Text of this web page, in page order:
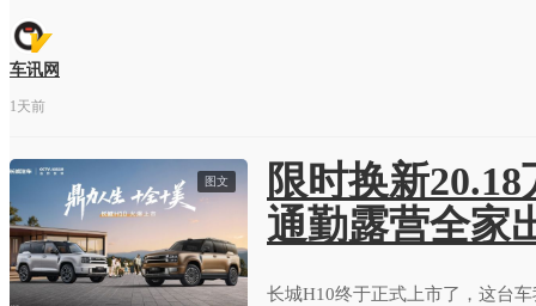
车讯网
1天前
图文
限时换新
通勤露营全家
长城H10终于正式上市了，这台